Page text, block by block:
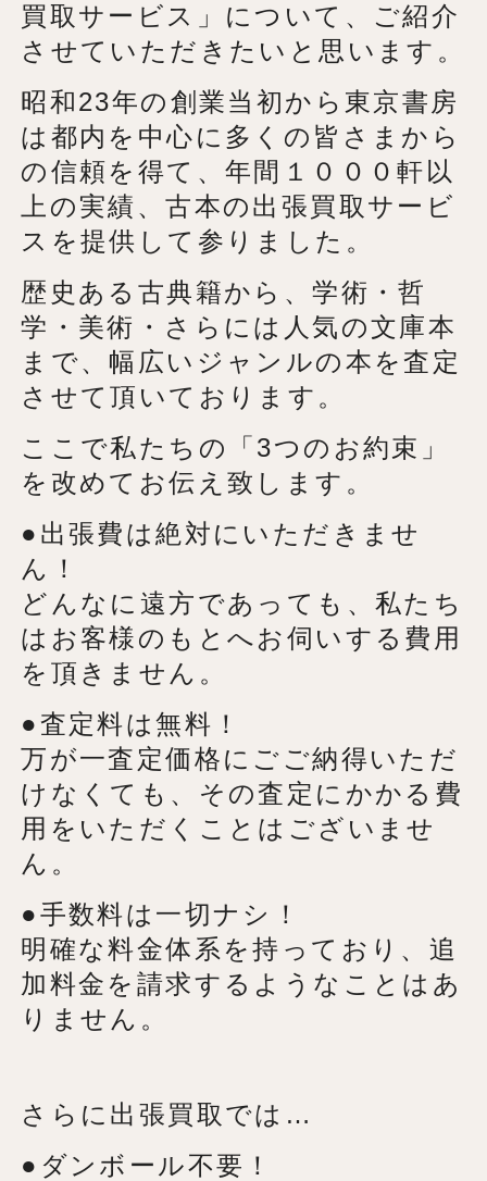
買取サービス」について、ご紹介
させていただきたいと思います。
昭和23年の創業当初から東京書房
は都内を中心に多くの皆さまから
の信頼を得て、年間１０００軒以
上の実績、古本の出張買取サービ
スを提供して参りました。
歴史ある古典籍から、学術・哲
学・美術・さらには人気の文庫本
まで、幅広いジャンルの本を査定
させて頂いております。
ここで私たちの「3つのお約束」
を改めてお伝え致します。
●出張費は絶対にいただきませ
ん！
どんなに遠方であっても、私たち
はお客様のもとへお伺いする費用
を頂きません。
●査定料は無料！
万が一査定価格にごご納得いただ
けなくても、その査定にかかる費
用をいただくことはございませ
ん。
●手数料は一切ナシ！
明確な料金体系を持っており、追
加料金を請求するようなことはあ
りません。
さらに出張買取では…
●ダンボール不要！